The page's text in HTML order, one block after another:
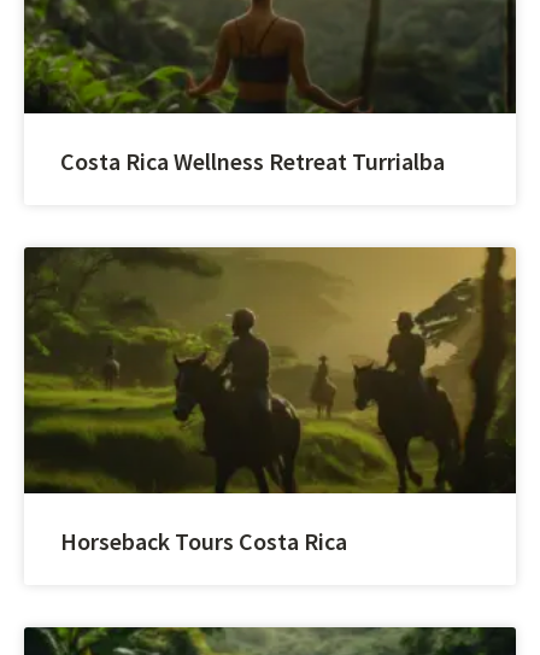
Costa Rica Wellness Retreat Turrialba
Horseback Tours Costa Rica